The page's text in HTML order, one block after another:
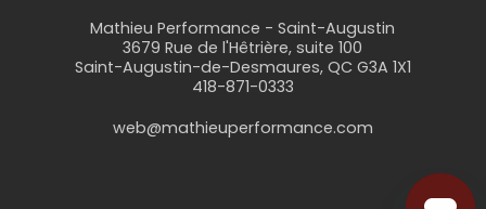
Mathieu Performance - Saint-Augustin
3679 Rue de l'Hêtrière, suite 100
Saint-Augustin-de-Desmaures, QC G3A 1X1
418-871-0333
web@mathieuperformance.com